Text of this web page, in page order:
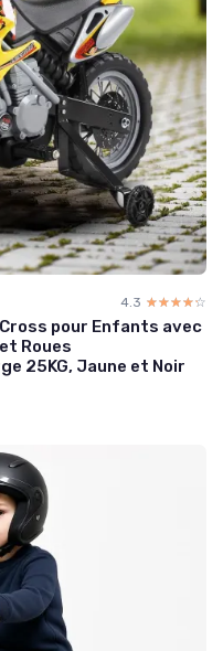
4.3 ☆☆☆☆☆
★★★★★
pour Enfants avec
Roues
25KG, Jaune et Noir